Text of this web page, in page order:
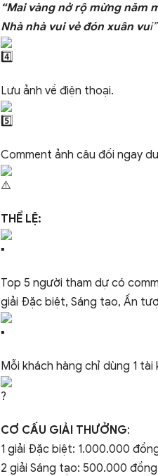
“Mai vàng nở rộ mừng năm
Nhà nhà vui vẻ đón xuân vui”
Lưu ảnh về điện thoại.
Comment ảnh câu đối ngay
THỂ LỆ:
Top 5 người tham dự có
giải Đặc biệt, Sáng tạo, Ấn
Mỗi khách hàng chỉ dùng 1
CƠ CẤU GIẢI THƯỞNG:
1 giải Đặc biệt: 1.000.000
2 giải Sáng tạo: 500.000 đồng